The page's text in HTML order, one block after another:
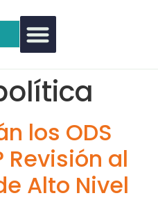
los ODS
Revisión al
Alto Nivel